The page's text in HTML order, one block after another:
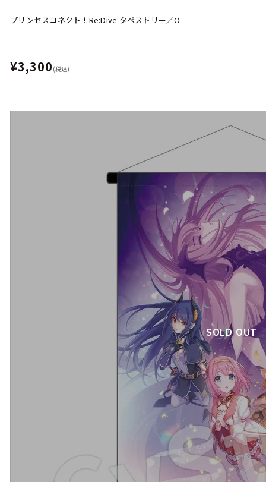
プリンセスコネクト！Re:Dive タペストリー／O
¥3,300 (税込)
SOLD OUT